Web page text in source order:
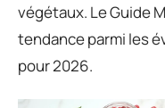
végétaux. Le Guide
tendance parmi les
pour 2026.